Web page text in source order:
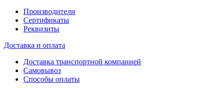
Производители
Сертификаты
Реквизиты
Доставка и оплата
Доставка транспортной компанией
Самовывоз
Способы оплаты